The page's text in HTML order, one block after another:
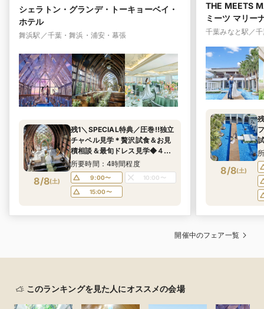
シェラトン・グランデ・トーキョーベイ・
ホテル
舞浜駅／千葉・舞浜・浦安・幕張
8/8(土)
残1＼SPECIAL特典／圧巻!!独立
チャペル見学＊贅沢試食＆お見
積相談＆最旬ドレス見学◆４つ
の披露宴会場のStyleとお好きな
チャペルの組み合わせが自由自
在◎AMフェア参加でALL体験で
きる♪
所要時間：4時間程度
9:00〜
10:00〜
15:00〜
THE MEETS
ミーツ マリー
千葉みなと駅／
8/8(土)
開催中のフェア一覧
このランキングを見た人にオススメの会場